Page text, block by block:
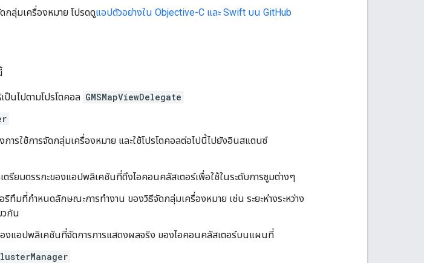
กลุ่มเครื่องหมาย โปรดดูแอปตัวอย่างใน Objective-C และ Swift บน GitHub
นไปตามโปรโตคอล GMSMapViewDelegate
ารใช้การจัดกลุ่มเครื่องหมาย และใช้โปรโตคอลต่อไปนี้ไปยังอินสแตนซ์
ตรียมตรรกะของแอปพลิเคชันที่ดึงไอคอนคลัสเตอร์เพื่อใช้ในระดับการซูมต่างๆ
ริทึมที่กำหนดลักษณะการทำงาน ของวิธีจัดกลุ่มเครื่องหมาย เช่น ระยะห่างระหว่าง
วกัน
องแอปพลิเคชันที่จัดการการแสดงผลจริง ของไอคอนคลัสเตอร์บนแผนที่